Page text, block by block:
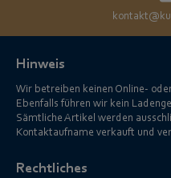
Hinweis
Wir betreiben keinen Online-
Ebenfalls führen wir kein
Sämtliche Artikel werden
Kontaktaufname verkauft und
Rechtliches